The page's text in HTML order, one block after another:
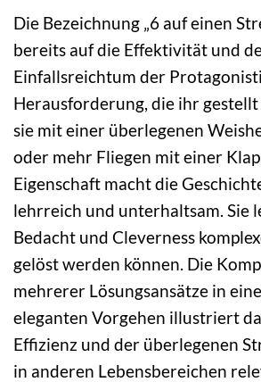
Die Bezeichnung „6 auf einen
bereits auf die Effektivität und
Einfallsreichtum der
Herausforderung, die ihr
sie mit einer überlegenen
oder mehr Fliegen mit einer
Eigenschaft macht die
lehrreich und unterhaltsam. Sie
Bedacht und Cleverness
gelöst werden können. Die
mehrerer Lösungsansätze in
eleganten Vorgehen illustriert
Effizienz und der überlegenen
in anderen Lebensbereichen